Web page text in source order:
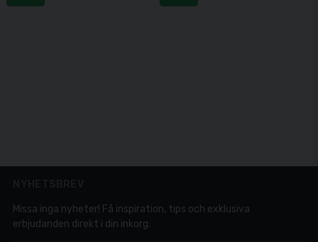
Missa inga nyheter! Få inspiration, tips och exklusiva
erbjudanden direkt i din inkorg.